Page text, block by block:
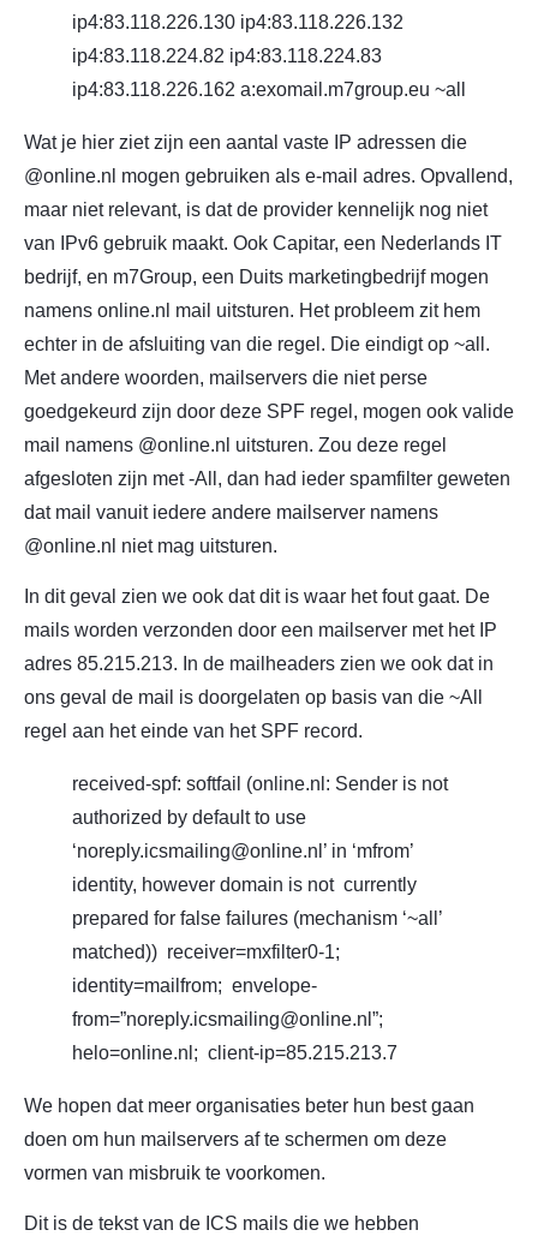
ip4:83.118.226.130 ip4:83.118.226.132
ip4:83.118.224.82 ip4:83.118.224.83
ip4:83.118.226.162 a:exomail.m7group.eu ~all
Wat je hier ziet zijn een aantal vaste IP adressen die
@online.nl mogen gebruiken als e-mail adres. Opvallend,
maar niet relevant, is dat de provider kennelijk nog niet
van IPv6 gebruik maakt. Ook Capitar, een Nederlands IT
bedrijf, en m7Group, een Duits marketingbedrijf mogen
namens online.nl mail uitsturen. Het probleem zit hem
echter in de afsluiting van die regel. Die eindigt op ~all.
Met andere woorden, mailservers die niet perse
goedgekeurd zijn door deze SPF regel, mogen ook valide
mail namens @online.nl uitsturen. Zou deze regel
afgesloten zijn met -All, dan had ieder spamfilter geweten
dat mail vanuit iedere andere mailserver namens
@online.nl niet mag uitsturen.
In dit geval zien we ook dat dit is waar het fout gaat. De
mails worden verzonden door een mailserver met het IP
adres 85.215.213. In de mailheaders zien we ook dat in
ons geval de mail is doorgelaten op basis van die ~All
regel aan het einde van het SPF record.
received-spf: softfail (online.nl: Sender is not
authorized by default to use
‘noreply.icsmailing@online.nl’ in ‘mfrom’
identity, however domain is not currently
prepared for false failures (mechanism ‘~all’
matched)) receiver=mxfilter0-1;
identity=mailfrom; envelope-
from=”noreply.icsmailing@online.nl”;
helo=online.nl; client-ip=85.215.213.7
We hopen dat meer organisaties beter hun best gaan
doen om hun mailservers af te schermen om deze
vormen van misbruik te voorkomen.
Dit is de tekst van de ICS mails die we hebben